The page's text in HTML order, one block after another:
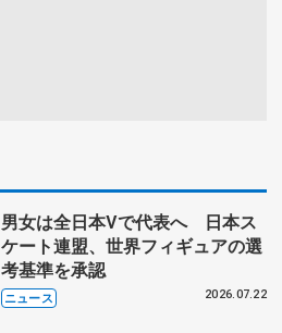
男女は全日本Vで代表へ 日本ス
ケート連盟、世界フィギュアの選
考基準を承認
ニュース 2026.07.22